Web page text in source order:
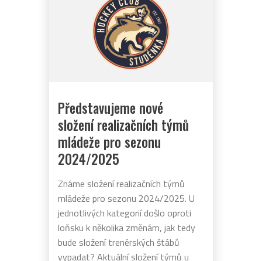
Představujeme nové
složení realizačních týmů
mládeže pro sezonu
2024/2025
Známe složení realizačních týmů
mládeže pro sezonu 2024/2025. U
jednotlivých kategorií došlo oproti
loňsku k několika změnám, jak tedy
bude složení trenérských štábů
vypadat? Aktuální složení týmů u